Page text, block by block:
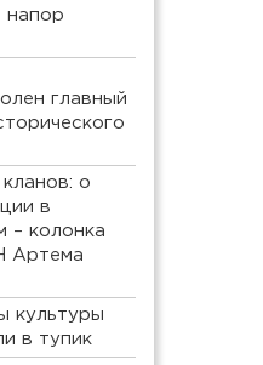
напор
главный
о
в
– колонка
Артема
культуры
в тупик